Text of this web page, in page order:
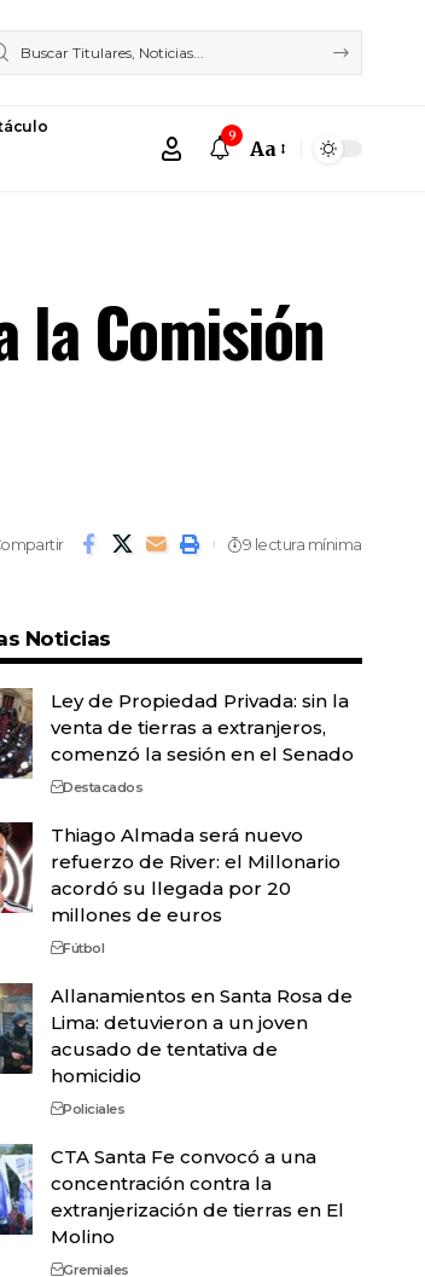
9
Font
Aa
la Comisión
9 lectura mínima
Noticias
Ley de Propiedad Privada: sin la
venta de tierras a extranjeros,
comenzó la sesión en el Senado
Destacados
Thiago Almada será nuevo
refuerzo de River: el Millonario
acordó su llegada por 20
millones de euros
Fútbol
Allanamientos en Santa Rosa de
Lima: detuvieron a un joven
acusado de tentativa de
homicidio
Policiales
CTA Santa Fe convocó a una
concentración contra la
extranjerización de tierras en El
Molino
Gremiales